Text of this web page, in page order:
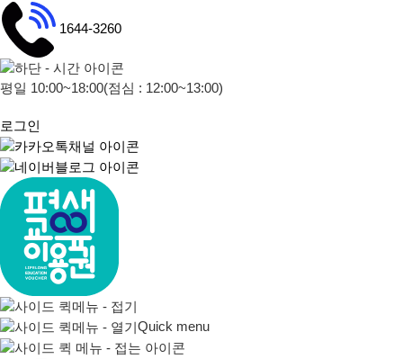
1644-3260
평일 10:00~18:00(점심 : 12:00~13:00)
로그인
Quick menu